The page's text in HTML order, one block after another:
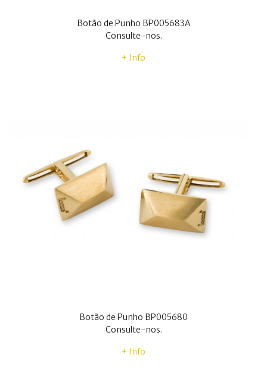
Botão de Punho BP005683A
Consulte-nos.
+ Info
Botão de Punho BP005680
Consulte-nos.
+ Info